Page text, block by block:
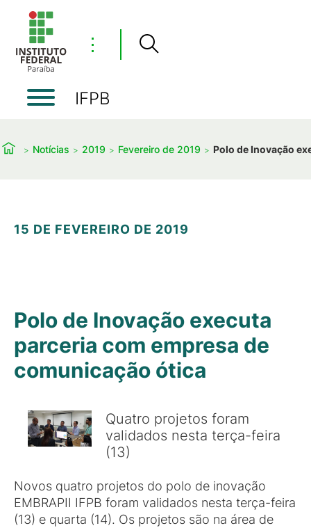
⋮
IFPB
Notícias 2019 Fevereiro de 2019 Polo de Inovação
15 DE FEVEREIRO DE 2019
Polo de Inovação executa
parceria com empresa de
comunicação ótica
Quatro projetos foram
validados nesta terça-feira
(13)
Novos quatro projetos do polo de inovação
EMBRAPII IFPB foram validados nesta terça-feira
(13) e quarta (14). Os projetos são na área de